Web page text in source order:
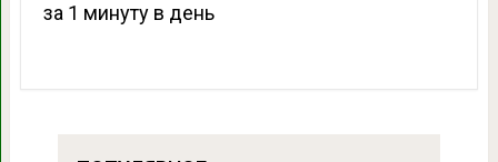
за 1 минуту в день